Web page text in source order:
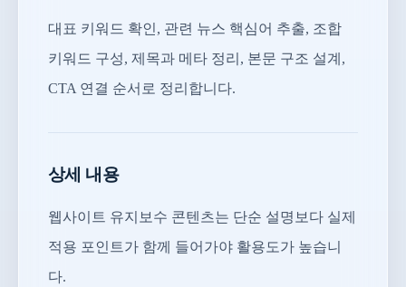
대표 키워드 확인, 관련 뉴스 핵심어 추출, 조합
키워드 구성, 제목과 메타 정리, 본문 구조 설계,
CTA 연결 순서로 정리합니다.
상세 내용
웹사이트 유지보수 콘텐츠는 단순 설명보다 실제
적용 포인트가 함께 들어가야 활용도가 높습니
다.